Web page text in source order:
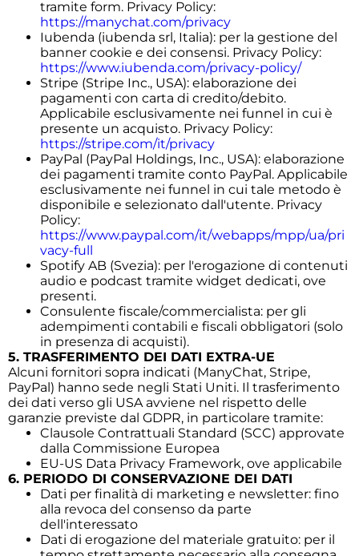
tramite form. Privacy Policy:
https://manychat.com/privacy
Iubenda (iubenda srl, Italia): per la gestione del
banner cookie e dei consensi. Privacy Policy:
https://www.iubenda.com/privacy-policy/
Stripe (Stripe Inc., USA): elaborazione dei
pagamenti con carta di credito/debito.
Applicabile esclusivamente nei funnel in cui è
presente un acquisto. Privacy Policy:
https://stripe.com/it/privacy
PayPal (PayPal Holdings, Inc., USA): elaborazione
dei pagamenti tramite conto PayPal. Applicabile
esclusivamente nei funnel in cui tale metodo è
disponibile e selezionato dall'utente. Privacy
Policy:
https://www.paypal.com/it/webapps/mpp/ua/pri
vacy-full
Spotify AB (Svezia): per l'erogazione di contenuti
audio e podcast tramite widget dedicati, ove
presenti.
Consulente fiscale/commercialista: per gli
adempimenti contabili e fiscali obbligatori (solo
in presenza di acquisti).
5. TRASFERIMENTO DEI DATI EXTRA-UE
Alcuni fornitori sopra indicati (ManyChat, Stripe,
PayPal) hanno sede negli Stati Uniti. Il trasferimento
dei dati verso gli USA avviene nel rispetto delle
garanzie previste dal GDPR, in particolare tramite:
Clausole Contrattuali Standard (SCC) approvate
dalla Commissione Europea
EU-US Data Privacy Framework, ove applicabile
6. PERIODO DI CONSERVAZIONE DEI DATI
Dati per finalità di marketing e newsletter: fino
alla revoca del consenso da parte
dell'interessato
Dati di erogazione del materiale gratuito: per il